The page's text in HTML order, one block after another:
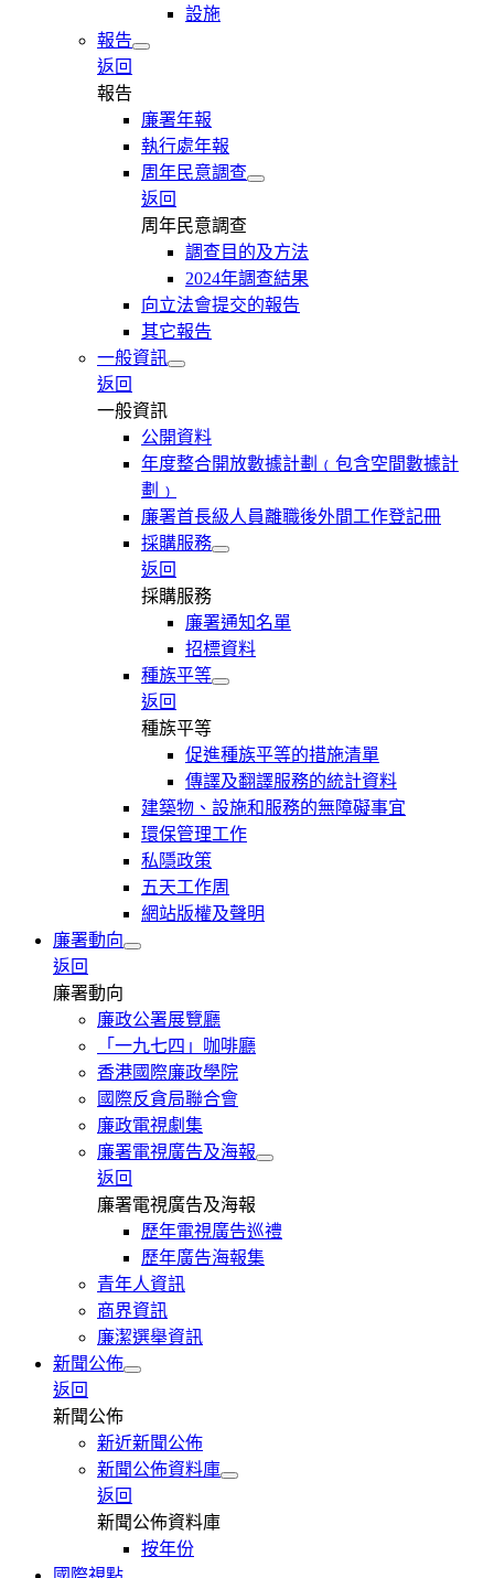
設施
報告
返回
報告
廉署年報
執行處年報
周年民意調查
返回
周年民意調查
調查目的及方法
2024年調查結果
向立法會提交的報告
其它報告
一般資訊
返回
一般資訊
公開資料
年度整合開放數據計劃﹙包含空間數據計
劃﹚
廉署首長級人員離職後外間工作登記冊
採購服務
返回
採購服務
廉署通知名單
招標資料
種族平等
返回
種族平等
促進種族平等的措施清單
傳譯及翻譯服務的統計資料
建築物、設施和服務的無障礙事宜
環保管理工作
私隱政策
五天工作周
網站版權及聲明
廉署動向
返回
廉署動向
廉政公署展覽廳
「一九七四」咖啡廳
香港國際廉政學院
國際反貪局聯合會
廉政電視劇集
廉署電視廣告及海報
返回
廉署電視廣告及海報
歷年電視廣告巡禮
歷年廣告海報集
青年人資訊
商界資訊
廉潔選舉資訊
新聞公佈
返回
新聞公佈
新近新聞公佈
新聞公佈資料庫
返回
新聞公佈資料庫
按年份